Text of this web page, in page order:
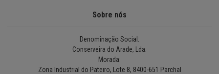
Sobre nós
Denominação Social:
Conserveira do Arade, Lda.
Morada:
Zona Industrial do Pateiro, Lote 8, 8400-651 Parchal